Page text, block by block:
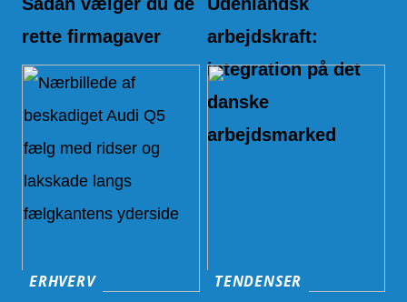
rette firmagaver
arbejdskraft:
integration på det
danske
arbejdsmarked
ERHVERV
TENDENSER